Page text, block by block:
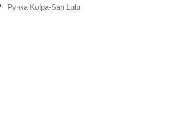
Ручка Kolpa-San Lulu